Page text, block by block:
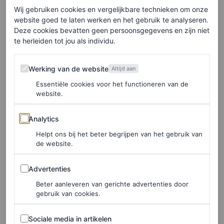
zijn jullie niet betrokken bij deze of deze kwestie? Het is
niet omdat ze niet de moeite waard zijn, het is gewoon
omdat we willen investeren in kwesties waarvan we
weten dat we er een grote impact op kunnen hebben. En
omdat we in zoveel landen actief zijn, weten we dat we
een verschil kunnen maken op het gebied van
duurzaamheid. We weten ook dat onze klanten willen dat
we actief zijn op dit gebied. Vooral onze jongere klanten
denken veel na over duurzaamheid bij hun
aankoopbeslissingen. Ze willen merken die in lijn zijn
met hun waarden als het gaat om klimaatgerelateerde
kwesties.”
Wij gebruiken cookies en vergelijkbare technieken om onze
website goed te laten werken en het gebruik te analyseren.
Deze cookies bevatten geen persoonsgegevens en zijn niet
te herleiden tot jou als individu.
Werking van de website
Werking van de website Altijd aan
Essentiële cookies voor het functioneren van de
website.
Analytics
Analytics
Helpt ons bij het beter begrijpen van het gebruik van
de website.
Advertenties
Advertenties
Beter aanleveren van gerichte advertenties door
gebruik van cookies.
Sociale media in artikelen
Sociale media in artikelen